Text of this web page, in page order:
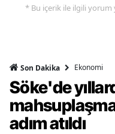
* Bu içerik ile ilgili yorum
Son Dakika Ekonomi
Söke'de
adım atıldı